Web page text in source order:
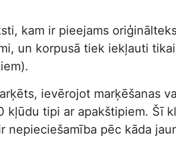
kam ir pieejams
un korpusā tiek iekļauti
ievērojot marķēšanas
kļūdu tipi ar apakštipiem. Šī
pēc kāda